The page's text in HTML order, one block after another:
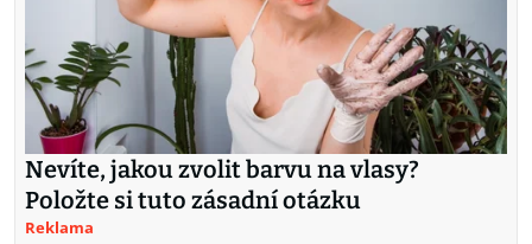
Nevíte, jakou zvolit barvu na vlasy?
Položte si tuto zásadní otázku
Reklama